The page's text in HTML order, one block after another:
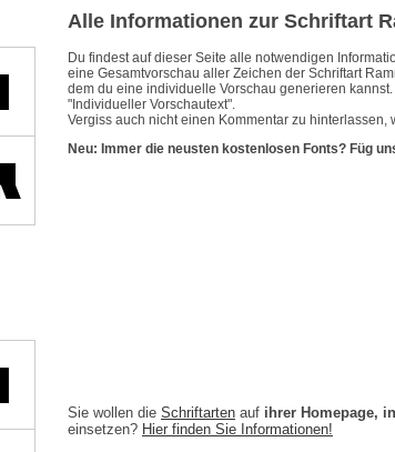
Alle Informationen zur Schriftart
Du findest auf dieser Seite alle notwendigen
eine Gesamtvorschau aller Zeichen der Schriftart
dem du eine individuelle Vorschau generieren
"Individueller Vorschautext".
Vergiss auch nicht einen Kommentar zu
Neu: Immer die neusten kostenlosen Fonts? Füg
Sie wollen die Schriftarten auf ihrer Homepage,
einsetzen? Hier finden Sie Informationen!